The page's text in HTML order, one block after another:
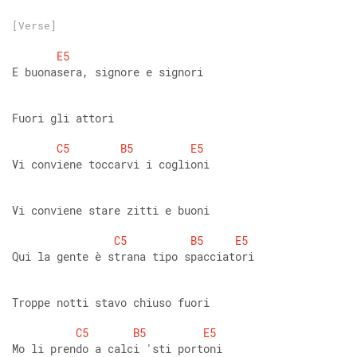
[Verse]
E5
E buonasera, signore e signori
Fuori gli attori
C5
B5
E5
Vi conviene toccarvi i coglioni
Vi conviene stare zitti e buoni
C5
B5
E5
Qui la gente è strana tipo spacciatori
Troppe notti stavo chiuso fuori
C5
B5
E5
Mo li prendo a calci 'sti portoni